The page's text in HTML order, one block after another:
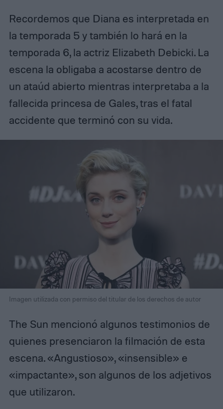
Recordemos que Diana es interpretada en
la temporada 5 y también lo hará en la
temporada 6, la actriz Elizabeth Debicki. La
escena la obligaba a acostarse dentro de
un ataúd abierto mientras interpretaba a la
fallecida princesa de Gales, tras el fatal
accidente que terminó con su vida.
Imagen utilizada con permiso del titular de los derechos de autor
The Sun mencionó algunos testimonios de
quienes presenciaron la filmación de esta
escena. «Angustioso», «insensible» e
«impactante», son algunos de los adjetivos
que utilizaron.